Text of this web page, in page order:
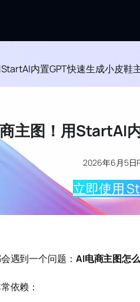
内置GPT快速生成小皮鞋
主图！用StartAI
2026年6月5日
立即使用
遇到一个问题： AI电商主图怎
依赖：